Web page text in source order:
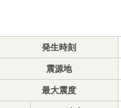
発生時刻
震源地
最大震度